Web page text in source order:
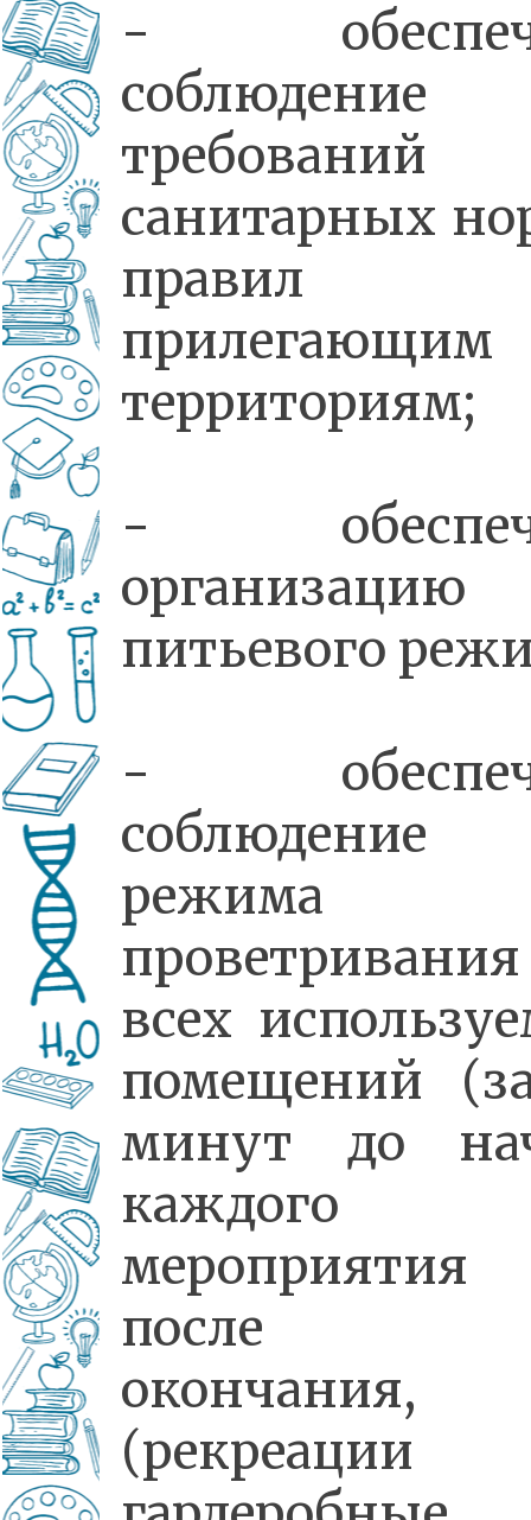
-
соблюдение
требований
санитарных
прилегающим
территориям;
-
организацию
питьевого
-
соблюдение
режима
проветривания
всех
помещений
минут до
каждого
после
окончания,